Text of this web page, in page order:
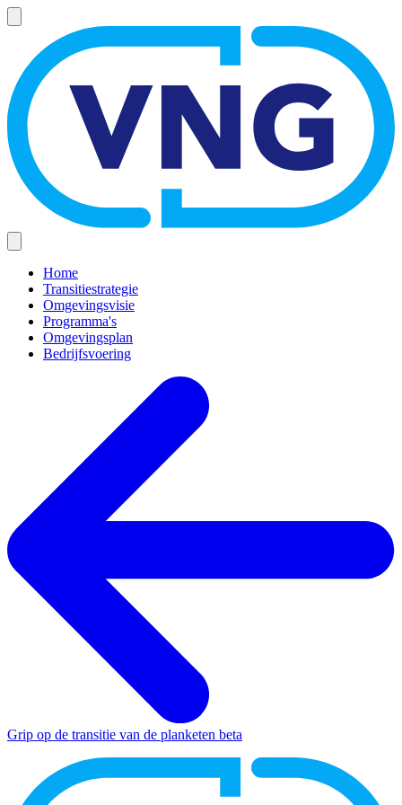
Overslaan
en
inhoud
gaan
Hoofdnavigatie
(mobiel)
Home
Transitiestrategie
Omgevingsvisie
Programma's
Omgevingsplan
Bedrijfsvoering
Grip op de transitie van de planketen beta